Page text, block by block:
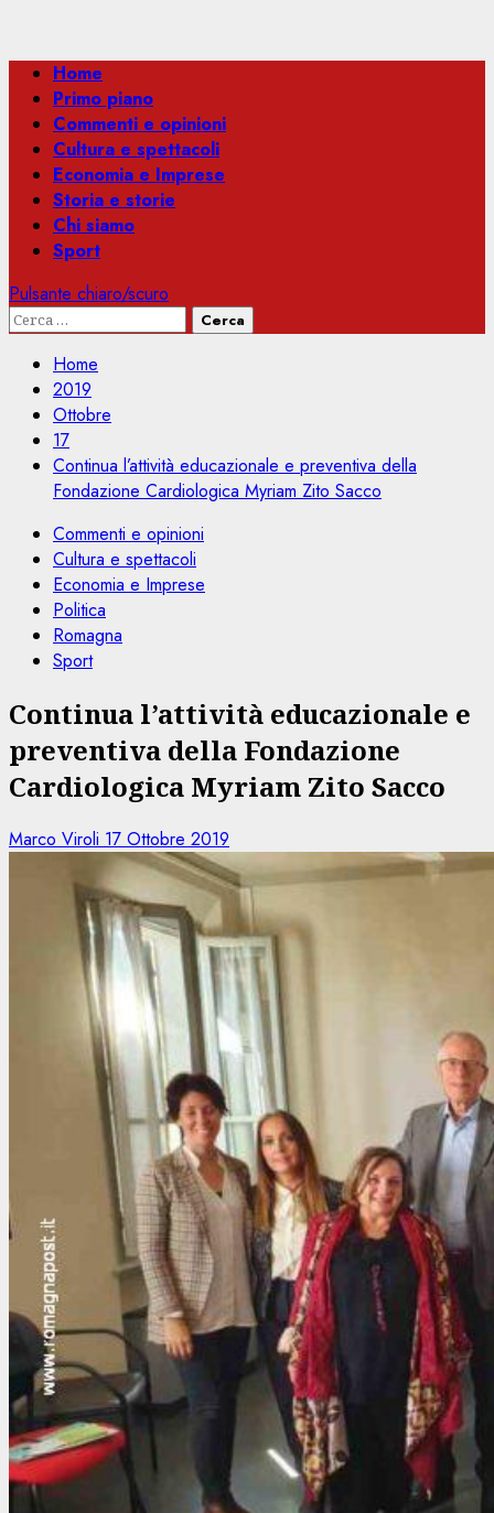
Menu
principale
Home
Primo piano
Commenti e opinioni
Cultura e spettacoli
Economia e Imprese
Storia e storie
Chi siamo
Sport
Pulsante chiaro/scuro
Ricerca
Home
2019
Ottobre
17
Continua l’attività educazionale e preventiva della
Fondazione Cardiologica Myriam Zito Sacco
Commenti e opinioni
Cultura e spettacoli
Economia e Imprese
Politica
Romagna
Sport
Continua l’attività educazionale e
preventiva della Fondazione
Cardiologica Myriam Zito Sacco
Marco Viroli 17 Ottobre 2019